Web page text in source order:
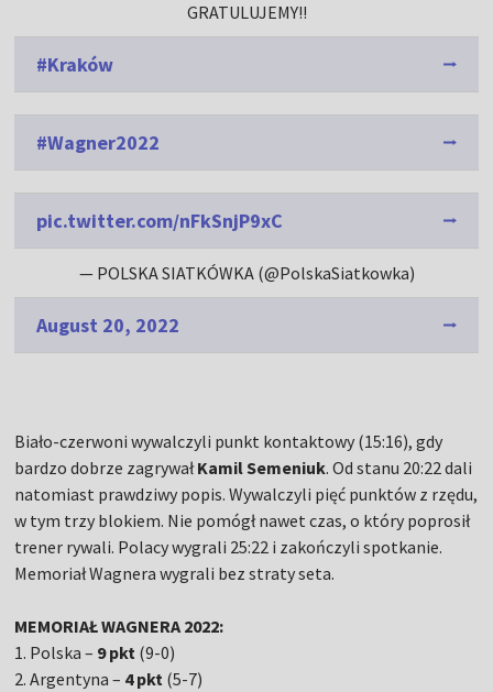
GRATULUJEMY!!
#Kraków
#Wagner2022
pic.twitter.com/nFkSnjP9xC
— POLSKA SIATKÓWKA (@PolskaSiatkowka)
August 20, 2022
Biało-czerwoni wywalczyli punkt kontaktowy (15:16), gdy
bardzo dobrze zagrywałKamil Semeniuk. Od stanu 20:22 dali
natomiast prawdziwy popis. Wywalczyli pięć punktów z rzędu,
w tym trzy blokiem. Nie pomógł nawet czas, o który poprosił
trener rywali. Polacy wygrali 25:22 i zakończyli spotkanie.
Memoriał Wagnera wygrali bez straty seta.
MEMORIAŁ WAGNERA 2022:
1. Polska – 9 pkt (9-0)
2. Argentyna – 4 pkt (5-7)